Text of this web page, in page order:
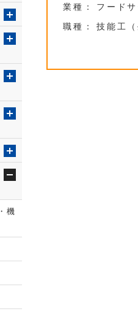
業種：
フード
職種：
技能工
機